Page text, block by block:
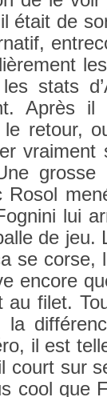
il était de
les stats
Après
re­tour,
vrai­ment
gros­se
Rosol
lui
de jeu.
se corse,
en­core
au filet.
la
il est
court sur
cool que